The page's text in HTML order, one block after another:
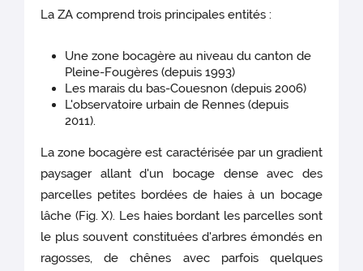
La ZA comprend trois principales entités :
Une zone bocagère au niveau du canton de
Pleine-Fougères (depuis 1993)
Les marais du bas-Couesnon (depuis 2006)
L'observatoire urbain de Rennes (depuis
2011).
La zone bocagère est caractérisée par un gradient
paysager allant d'un bocage dense avec des
parcelles petites bordées de haies à un bocage
lâche (Fig. X). Les haies bordant les parcelles sont
le plus souvent constituées d'arbres émondés en
ragosses, de chênes avec parfois quelques